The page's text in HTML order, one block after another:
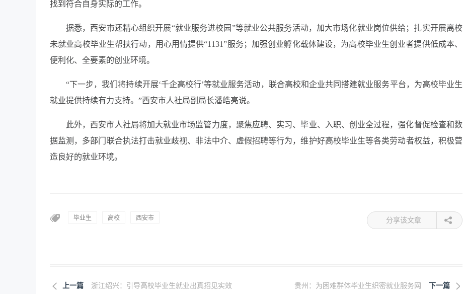
找到符合自身实际的工作。
据悉，西安市还精心组织开展“就业服务进校园”等就业公共服务活动，加大市场化就业岗位供给；扎实开展离校
未就业高校毕业生帮扶行动，用心用情提供“1131”服务；加强创业孵化载体建设，为高校毕业生创业者提供低成本、
便利化、全要素的创业环境。
“下一步，我们将持续开展‘千企高校行’等就业服务活动，联合高校和企业共同搭建就业服务平台，为高校毕业生
就业提供持续有力支持。”西安市人社局副局长潘皓亮说。
此外，西安市人社局将加大就业市场监管力度，聚焦应聘、实习、毕业、入职、创业全过程，强化督促检查和数
据监测，多部门联合执法打击就业歧视、非法中介、虚假招聘等行为，维护好高校毕业生等各类劳动者权益，积极营
造良好的就业环境。
毕业生 高校 西安市 分享该文章
上一篇 浙江绍兴：引导高校毕业生就业出真招见实效 下一篇
贵州：为困难群体毕业生织密就业服务网